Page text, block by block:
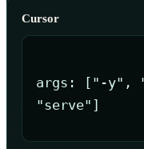
Cursor
args: ["-y",
"serve"]